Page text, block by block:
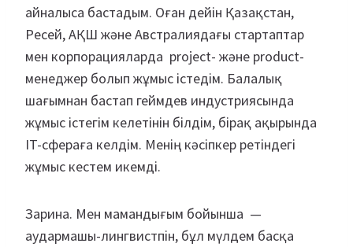
айналыса бастадым. Оған дейін Қазақстан,
Ресей, АҚШ және Австралиядағы стартаптар
мен корпорацияларда project- және product-
менеджер болып жұмыс істедім. Балалық
шағымнан бастап геймдев индустриясында
жұмыс істегім келетінін білдім, бірақ ақырында
IT-сфераға келдім. Менің кәсіпкер ретіндегі
жұмыс кестем икемді.
Зарина. Мен мамандығым бойынша —
аудармашы-лингвистпін, бұл мүлдем басқа